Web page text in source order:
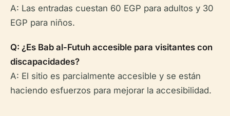
A: Las entradas cuestan 60 EGP para adultos y 30
EGP para niños.
Q: ¿Es Bab al-Futuh accesible para visitantes con
discapacidades?
A: El sitio es parcialmente accesible y se están
haciendo esfuerzos para mejorar la accesibilidad.